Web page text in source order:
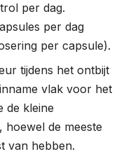
per dag.
per dag
per capsule).
tijdens het ontbijt
vlak voor het
de kleine
hoewel de meeste
van hebben.